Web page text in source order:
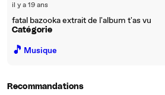
il y a 19 ans
fatal bazooka extrait de l'album t'as vu
Catégorie
🎵 Musique
Recommandations